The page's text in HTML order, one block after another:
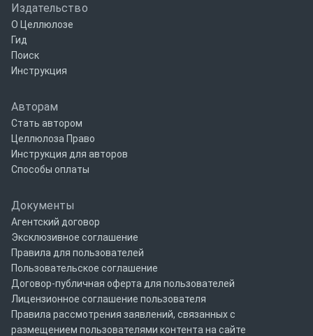
Издательство
О Целлюлозе
Гид
Поиск
Инструкция
Авторам
Стать автором
Целлюлоза Право
Инструкция для авторов
Способы оплаты
Документы
Агентский договор
Эксклюзивное соглашение
Правила для пользователей
Пользовательское соглашение
Договор-публичная оферта для пользователей
Лицензионное соглашение пользователя
Правила рассмотрения заявлений, связанных с
размещением пользователями контента на сайте